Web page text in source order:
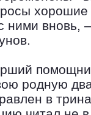
хорошие
ними вновь,
родную
в